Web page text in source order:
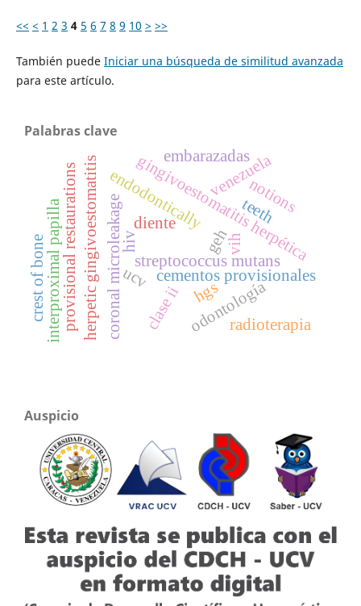
<< < 1 2 3 4 5 6 7 8 9 10 > >>
También puede Iniciar una búsqueda de similitud avanzada
para este artículo.
Palabras clave
gingivoestomatitis herpética
geh
herpetic gingivoestomatitis hgs
streptococcus mutans
cementos provisionales
coronal microleakage
provisional restaurations endodontically
odontología
venezuela
ucv
diente
interproximal papilla teeth
crest of bone
radioterapia
embarazadas
vih
hiv
notions
clase ii
Auspicio